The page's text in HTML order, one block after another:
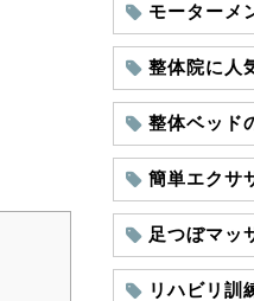
モーターメ
整体院に人
整体ベッド
簡単エクサ
足つぼマッ
リハビリ訓